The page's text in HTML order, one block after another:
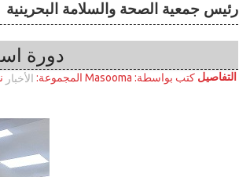
رئيس جمعية الصحة والسلامة البحرينية
دورة
التفاصيل كتب بواسطة: Masooma المجموعة: الأخبار